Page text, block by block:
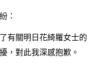
：
有關明日花綺羅女士的
，對此我深感抱歉。